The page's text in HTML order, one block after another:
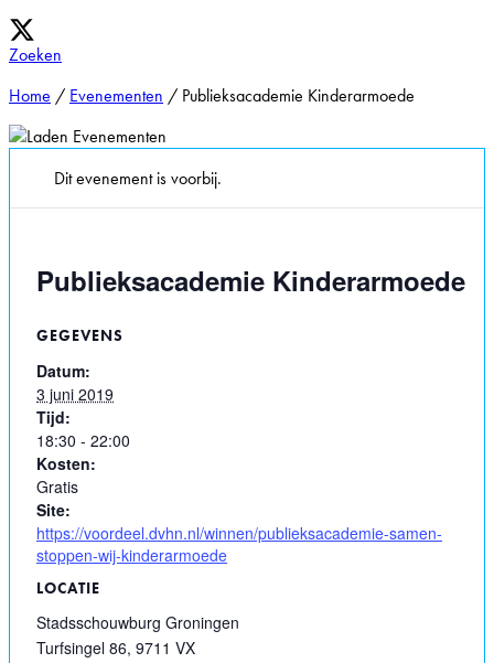
Zoeken
Home / Evenementen / Publieksacademie Kinderarmoede
Dit evenement is voorbij.
Publieksacademie Kinderarmoede
GEGEVENS
Datum:
3 juni 2019
Tijd:
18:30 - 22:00
Kosten:
Gratis
Site:
https://voordeel.dvhn.nl/winnen/publieksacademie-samen-
stoppen-wij-kinderarmoede
LOCATIE
Stadsschouwburg Groningen
Turfsingel 86, 9711 VX